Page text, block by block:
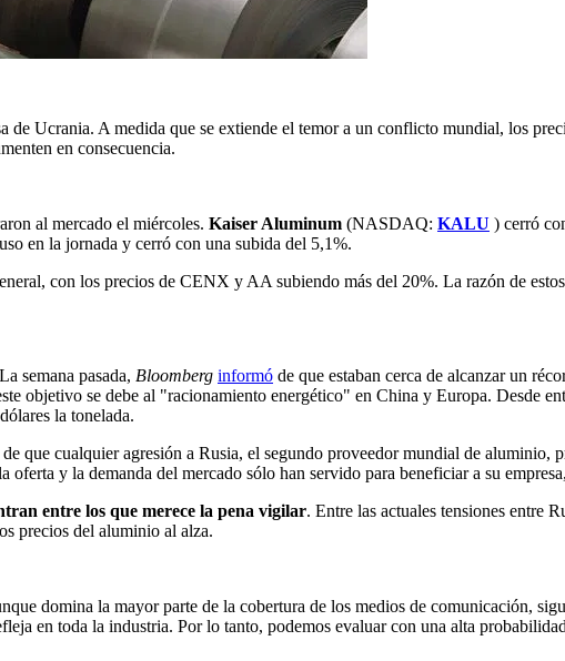
de Ucrania. A medida que se extiende el temor a un conflicto mundial, los
en consecuencia.
al mercado el miércoles. Kaiser Aluminum (NASDAQ: KALU ) cerró
en la jornada y cerró con una subida del 5,1%.
con los precios de CENX y AA subiendo más del 20%. La razón de
semana pasada, Bloomberg informó de que estaban cerca de alcanzar un
objetivo se debe al "racionamiento energético" en China y Europa. Desde
la tonelada.
de que cualquier agresión a Rusia, el segundo proveedor mundial de aluminio,
y la demanda del mercado sólo han servido para beneficiar a su
entre los que merece la pena vigilar. Entre las actuales tensiones entre
precios del aluminio al alza.
domina la mayor parte de la cobertura de los medios de comunicación,
en toda la industria. Por lo tanto, podemos evaluar con una alta